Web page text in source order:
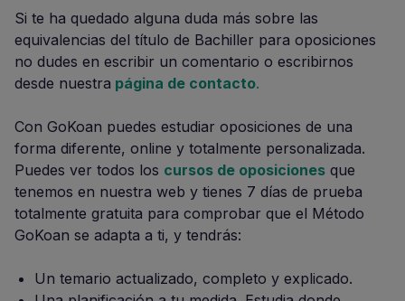
Si te ha quedado alguna duda más sobre las
equivalencias del título de Bachiller para oposiciones
no dudes en escribir un comentario o escribirnos
desde nuestra página de contacto.
Con GoKoan puedes estudiar oposiciones de una
forma diferente, online y totalmente personalizada.
Puedes ver todos los cursos de oposiciones que
tenemos en nuestra web y tienes 7 días de prueba
totalmente gratuita para comprobar que el Método
GoKoan se adapta a ti, y tendrás:
Un temario actualizado, completo y explicado.